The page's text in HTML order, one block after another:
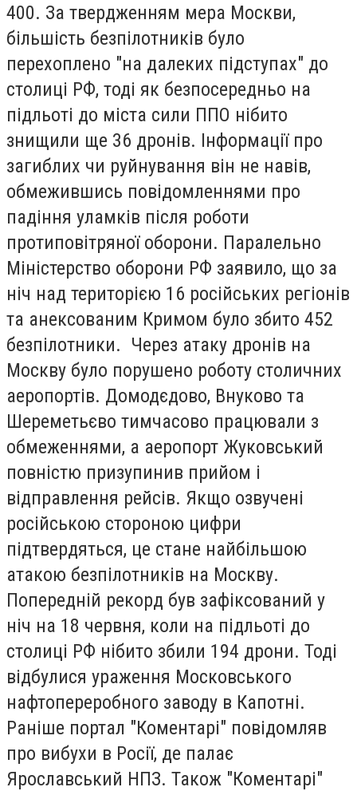
400. За твердженням мера Москви,
більшість безпілотників було
перехоплено "на далеких підступах" до
столиці РФ, тоді як безпосередньо на
підльоті до міста сили ППО нібито
знищили ще 36 дронів. Інформації про
загиблих чи руйнування він не навів,
обмежившись повідомленнями про
падіння уламків після роботи
протиповітряної оборони. Паралельно
Міністерство оборони РФ заявило, що за
ніч над територією 16 російських регіонів
та анексованим Кримом було збито 452
безпілотники. Через атаку дронів на
Москву було порушено роботу столичних
аеропортів. Домодєдово, Внуково та
Шереметьєво тимчасово працювали з
обмеженнями, а аеропорт Жуковський
повністю призупинив прийом і
відправлення рейсів. Якщо озвучені
російською стороною цифри
підтвердяться, це стане найбільшою
атакою безпілотників на Москву.
Попередній рекорд був зафіксований у
ніч на 18 червня, коли на підльоті до
столиці РФ нібито збили 194 дрони. Тоді
відбулися ураження Московського
нафтопереробного заводу в Капотні.
Раніше портал "Коментарі" повідомляв
про вибухи в Росії, де палає
Ярославський НПЗ. Також "Коментарі"